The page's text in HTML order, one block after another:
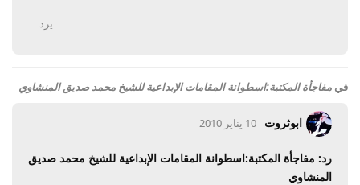
يرد
في مفاجأة المكتبة:اسطوانة المقامات الإبداعية للشيخ محمد صديق المنشاوي
ابوثروت 10 يناير 2010
رد: مفاجأة المكتبة:اسطوانة المقامات الإبداعية للشيخ محمد صديق
المنشاوي